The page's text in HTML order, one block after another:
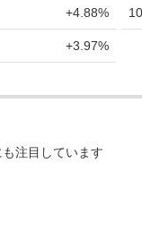
+4.88%
+3.97%
注目しています